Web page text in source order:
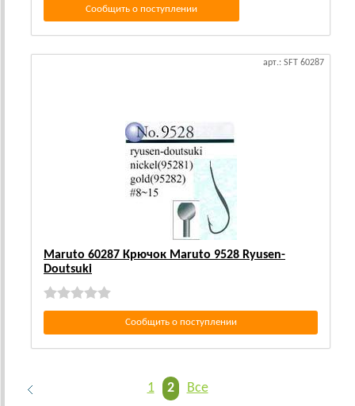
Сообщить о поступлении
арт.: SFT 60287
Maruto 60287 Крючок Maruto 9528 Ryusen-
Doutsuki
Сообщить о поступлении
1 2 Все